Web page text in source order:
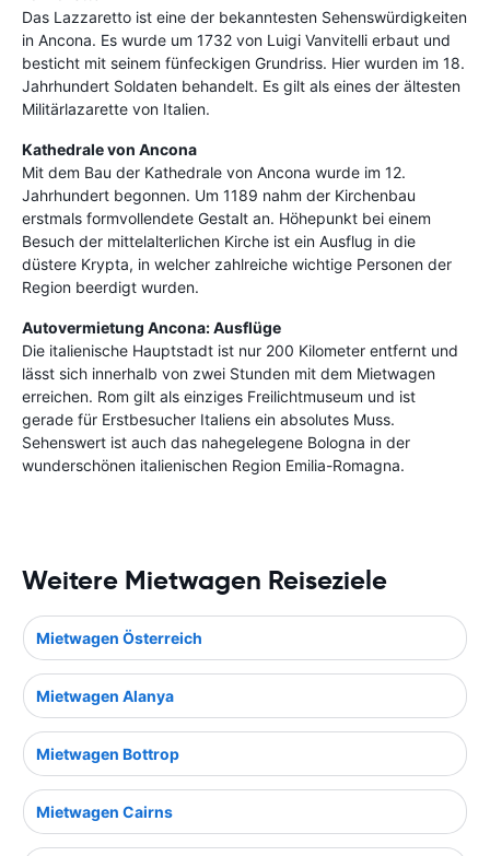
Das Lazzaretto ist eine der bekanntesten Sehenswürdigkeiten
in Ancona. Es wurde um 1732 von Luigi Vanvitelli erbaut und
besticht mit seinem fünfeckigen Grundriss. Hier wurden im 18.
Jahrhundert Soldaten behandelt. Es gilt als eines der ältesten
Militärlazarette von Italien.
Kathedrale von Ancona
Mit dem Bau der Kathedrale von Ancona wurde im 12.
Jahrhundert begonnen. Um 1189 nahm der Kirchenbau
erstmals formvollendete Gestalt an. Höhepunkt bei einem
Besuch der mittelalterlichen Kirche ist ein Ausflug in die
düstere Krypta, in welcher zahlreiche wichtige Personen der
Region beerdigt wurden.
Autovermietung Ancona: Ausflüge
Die italienische Hauptstadt ist nur 200 Kilometer entfernt und
lässt sich innerhalb von zwei Stunden mit dem Mietwagen
erreichen. Rom gilt als einziges Freilichtmuseum und ist
gerade für Erstbesucher Italiens ein absolutes Muss.
Sehenswert ist auch das nahegelegene Bologna in der
wunderschönen italienischen Region Emilia-Romagna.
Weitere Mietwagen Reiseziele
Mietwagen Österreich
Mietwagen Alanya
Mietwagen Bottrop
Mietwagen Cairns